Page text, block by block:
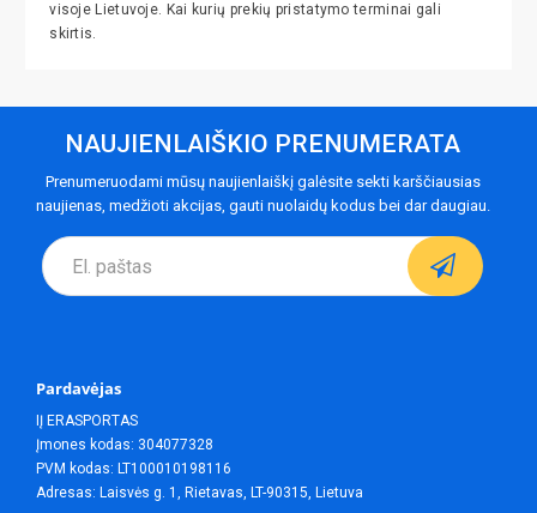
visoje Lietuvoje. Kai kurių prekių pristatymo terminai gali
skirtis.
NAUJIENLAIŠKIO PRENUMERATA
Prenumeruodami mūsų naujienlaiškį galėsite sekti karščiausias
naujienas, medžioti akcijas, gauti nuolaidų kodus bei dar daugiau.
Pardavėjas
IĮ ERASPORTAS
Įmones kodas: 304077328
PVM kodas: LT100010198116
Adresas: Laisvės g. 1, Rietavas, LT-90315, Lietuva